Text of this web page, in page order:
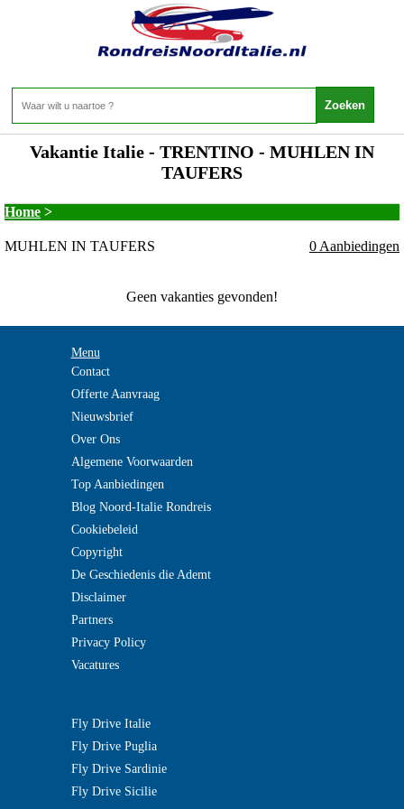
Vakantie Italie - TRENTINO - MUHLEN IN
TAUFERS
Home >
MUHLEN IN TAUFERS 0 Aanbiedingen
Geen vakanties gevonden!
Menu
Contact
Offerte Aanvraag
Nieuwsbrief
Over Ons
Algemene Voorwaarden
Top Aanbiedingen
Blog Noord-Italie Rondreis
Cookiebeleid
Copyright
De Geschiedenis die Ademt
Disclaimer
Partners
Privacy Policy
Vacatures
Fly Drive Italie
Fly Drive Puglia
Fly Drive Sardinie
Fly Drive Sicilie